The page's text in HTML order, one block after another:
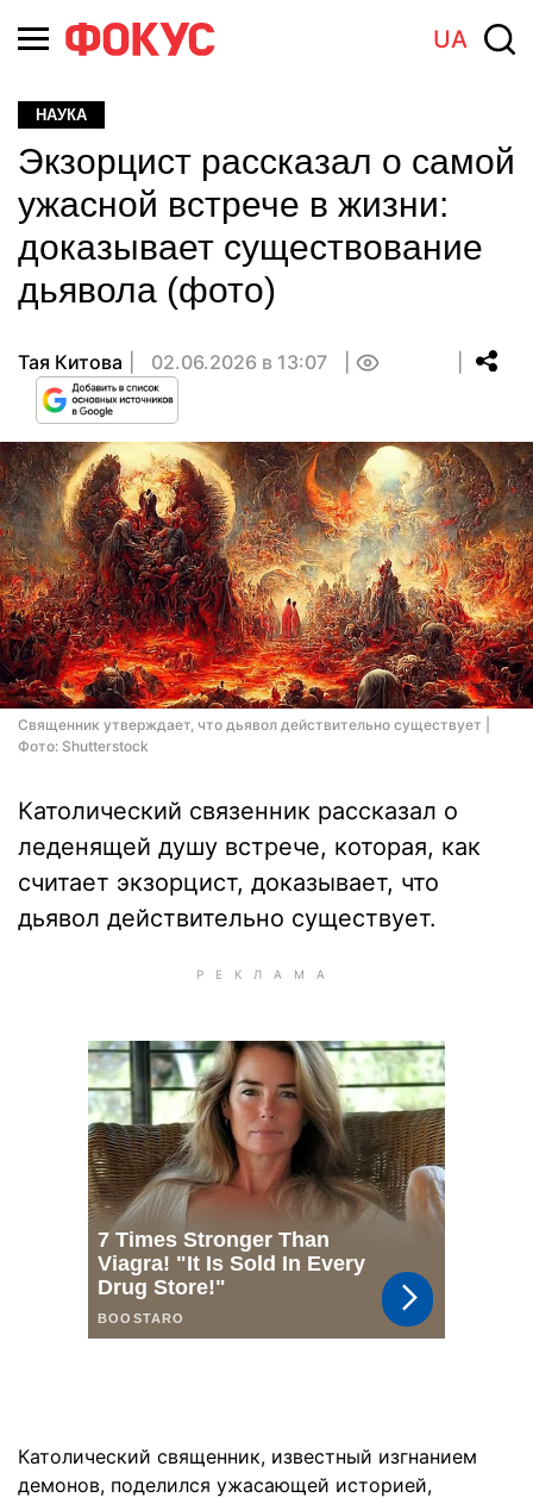
UA
НАУКА
Экзорцист рассказал о самой
ужасной встрече в жизни:
доказывает существование
дьявола (фото)
Тая Китова 02.06.2026 в 13:07
Священник утверждает, что дьявол действительно существует |
Фото: Shutterstock
Католический связенник рассказал о
леденящей душу встрече, которая, как
считает экзорцист, доказывает, что
дьявол действительно существует.
Католический священник, известный изгнанием
демонов, поделился ужасающей историей,